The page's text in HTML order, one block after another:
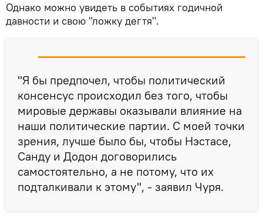
Однако можно увидеть в событиях годичной
давности и свою "ложку дегтя".
"Я бы предпочел, чтобы политический
консенсус происходил без того, чтобы
мировые державы оказывали влияние на
наши политические партии. С моей точки
зрения, лучше было бы, чтобы Нэстасе,
Санду и Додон договорились
самостоятельно, а не потому, что их
подталкивали к этому", - заявил Чуря.